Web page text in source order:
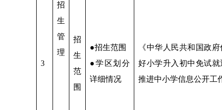
招
生
管
理
3
招
生
范
围
●招生范围
●学区划分
详细情况
《中华人民共和国政
好小学升入初中免试
推进中小学信息公开工